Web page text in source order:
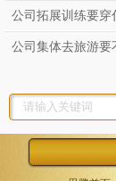
公司拓展训练要穿
公司集体去旅游要